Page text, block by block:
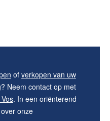
of verkopen van uw
Neem contact op met
. In een oriënterend
onze